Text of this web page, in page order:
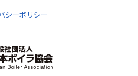
シーポリシー